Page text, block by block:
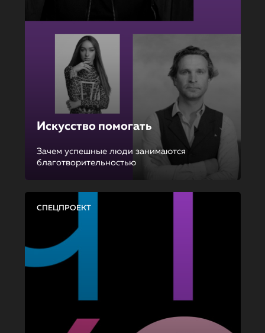
Искусство помогать
Зачем успешные люди занимаются
благотворительностью
СПЕЦПРОЕКТ